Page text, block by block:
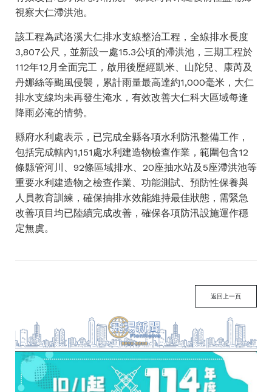
視察大仁滯洪池。
該工程為武洛溪大仁排水支線整治工程，全線排水長度
3,807公尺，並新設一處15.3公頃的滯洪池，三期工程於
112年12月全面完工，啟用後歷經凱米、山陀兒、康芮及
丹娜絲等颱風侵襲，累計雨量最高達約1,000毫米，大仁
排水支線均未再發生淹水，有效改善大仁科大區域每逢
降雨必淹的情勢。
縣府水利處表示，已完成全縣各項水利防汛整備工作，
包括完成轄內1,151處水利建造物檢查作業，範圍包含12
條縣管河川、92條區域排水、20座抽水站及5座滯洪池等
重要水利建造物之檢查作業、功能測試、預防性保養與
人員教育訓練，確保抽排水效能維持最佳狀態，需緊急
改善項目均已陸續完成改善，確保各項防汛設施運作穩
定無虞。
返回上一頁